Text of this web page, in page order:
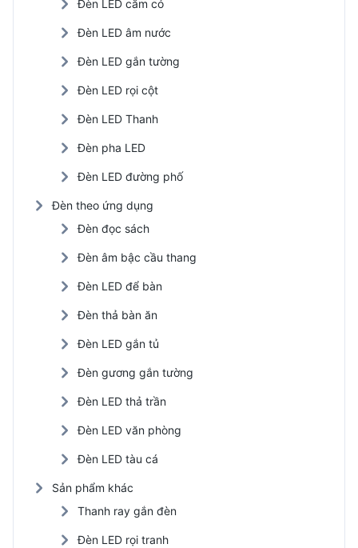
Đèn LED cắm cỏ
Đèn LED âm nước
Đèn LED gắn tường
Đèn LED rọi cột
Đèn LED Thanh
Đèn pha LED
Đèn LED đường phố
Đèn theo ứng dụng
Đèn đọc sách
Đèn âm bậc cầu thang
Đèn LED để bàn
Đèn thả bàn ăn
Đèn LED gắn tủ
Đèn gương gắn tường
Đèn LED thả trần
Đèn LED văn phòng
Đèn LED tàu cá
Sản phẩm khác
Thanh ray gắn đèn
Đèn LED rọi tranh